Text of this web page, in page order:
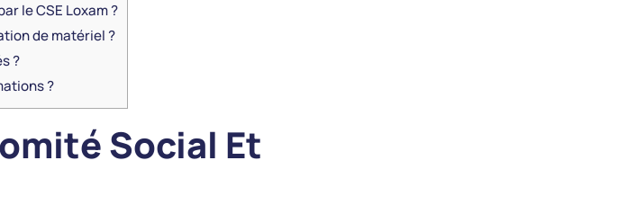
le CSE Loxam ?
de matériel ?
?
?
Social Et